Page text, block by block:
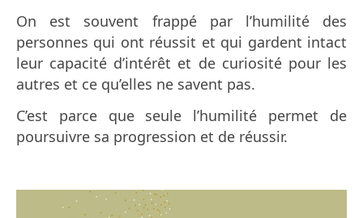
On est souvent frappé par l’humilité des
personnes qui ont réussit et qui gardent intact
leur capacité d’intérêt et de curiosité pour les
autres et ce qu’elles ne savent pas.
C’est parce que seule l’humilité permet de
poursuivre sa progression et de réussir.